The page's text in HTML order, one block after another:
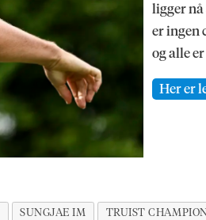
ligger
er ingen
og alle
Her er
SUNGJAE IM TRUIST